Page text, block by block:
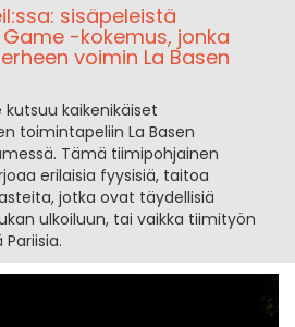
sisäpeleistä
-kokemus, jonka
voimin La Basen
kaikenikäiset
toimintapeliin La Basen
Tämä tiimipohjainen
erilaisia fyysisiä, taitoa
jotka ovat täydellisiä
ulkoiluun, tai vaikka tiimityön